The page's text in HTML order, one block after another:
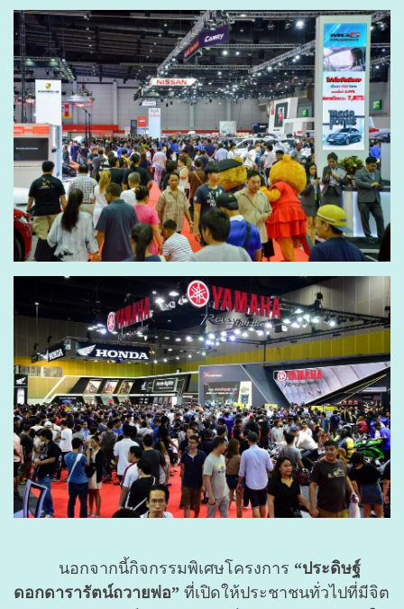
นอกจากนี้กิจกรรมพิเศษโครงการ “ประดิษฐ์
ดอกดารารัตน์ถวายพ่อ” ที่เปิดให้ประชาชนทั่วไปที่มีจิต